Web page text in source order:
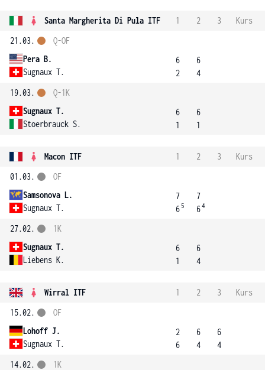
Santa Margherita Di Pula ITF 1 2 3
Kurs
21.03.
Pera B.
Sugnaux T.
Q-OF
6
2
6
4
19.03.
Sugnaux T.
Stoerbrauck S.
Q-1K
6
1
6
1
Macon ITF 1 2 3
Kurs
01.03.
Samsonova L.
Sugnaux T.
OF
7
6 5
7
64
27.02.
Sugnaux T.
Liebens K.
1K
6
1
6
4
Wirral ITF 1 2 3
Kurs
15.02.
Lohoff J.
Sugnaux T.
OF
2
6
6
4
6
4
14.02.
1K